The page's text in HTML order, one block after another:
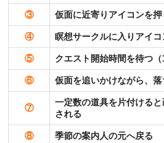
③ 仮面に近寄りアイコンを
④ 瞑想サークルに入りアイ
⑤ クエスト開始時間を待つ（
⑥ 仮面を追いかけながら、
⑦
一定数の道具を片付ける
される
⑧ 季節の案内人の元へ戻る